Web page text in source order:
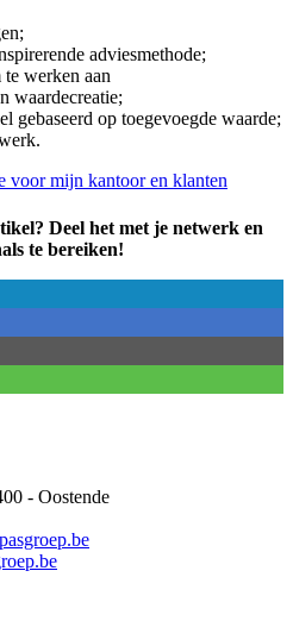
adviesmethode;
te werken aan
waardecreatie;
gebaseerd op toegevoegde waarde;
voor mijn kantoor en klanten
Deel het met je netwerk en
te bereiken!
- Oostende